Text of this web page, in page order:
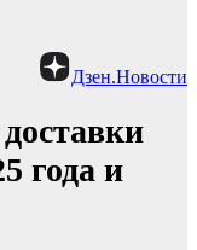
Дзен.Новости
года и